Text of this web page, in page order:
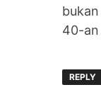
40-
REPLY